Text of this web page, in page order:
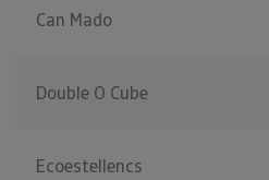
Can Mado
Double O Cube
Ecoestellencs